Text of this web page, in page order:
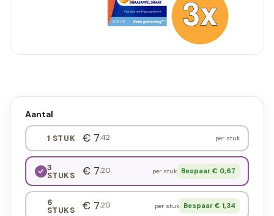
Aantal
1 STUK € 7,42 per stuk
3
STUKS € 7,20 per stuk Bespaar € 0,67
6
STUKS € 7,20 per stuk Bespaar € 1,34